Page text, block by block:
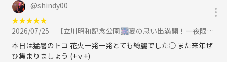
@shindy00
★★★★★
2026/07/25
【立川昭和記念公園🎆夏の思い出満開！一夜限りの花火スペシャルに参加
本日は猛暑のトコ 花火一発一発とても綺麗でした◯ また来年ぜ
ひ集まりましょう (+ｖ+)